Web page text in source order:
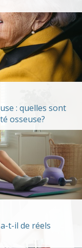
: quelles sont
osseuse?
t-il de réels